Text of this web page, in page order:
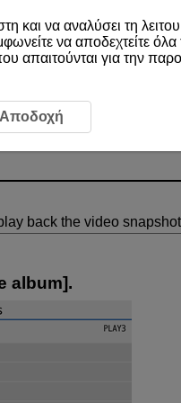
back the video
album].
και να αναλύσει τη
να αποδεχτείτε
απαιτούνται για την